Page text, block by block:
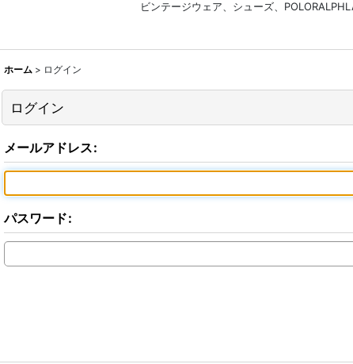
ビンテージウェア、シューズ、
ホーム > ログイン
ログイン
メールアドレス:
パスワード: